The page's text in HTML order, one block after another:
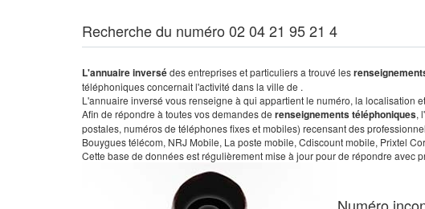
Recherche du numéro 02 04 21 95 21 4
L'annuaire inversédes entreprises et particuliers a trouvé les
téléphoniques concernait l'activité dans la ville de .
L'annuaire inversé vous renseigne à qui appartient le numéro, la localisation
Afin de répondre à toutes vos demandes de renseignements téléphoniques,
postales, numéros de téléphones fixes et mobiles) recensant des
Bouygues télécom, NRJ Mobile, La poste mobile, Cdiscount mobile, Prixtel
Cette base de données est régulièrement mise à jour pour de répondre avec